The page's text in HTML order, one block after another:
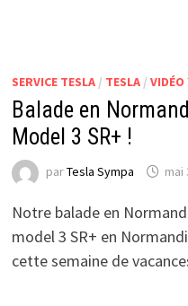
SERVICE TESLA/ TESLA/
Balade en
Model 3 SR+ !
parTesla Sympa mai
Notre balade en
model 3 SR+ en
cette semaine de